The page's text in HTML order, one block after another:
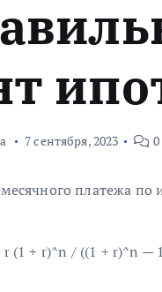
7 сентября, 2023
платежа по
(1 + r)^n / ((1 + r)^n —